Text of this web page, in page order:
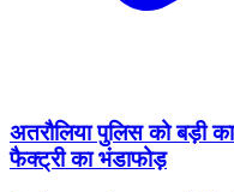
अतरौलिया पुलिस को बड़ी
फैक्ट्री का भंडाफोड़